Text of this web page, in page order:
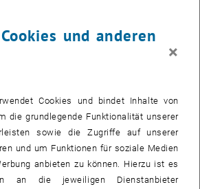
heute noch forschen?
SEPT. 26
TU Wien, 1040 Wien
28 September 2026
28
und anderen
×
Cookies und bindet Inhalte von
die grundlegende Funktionalität unserer
sowie die Zugriffe auf unserer
und um Funktionen für soziale Medien
anbieten zu können. Hierzu ist es
an die jeweiligen Dienstanbieter